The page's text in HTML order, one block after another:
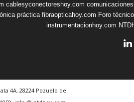
cablesyconectoreshoy.com
práctica fibraopticahoy.com Foro
instrumentacionhoy.com
4A, 28224 Pozuelo de